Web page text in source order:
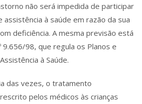
não será impedida de participar
à saúde em razão da sua
deficiência. A mesma previsão está
9.656/98, que regula os Planos e
à Saúde.
das vezes, o tratamento
pelos médicos às crianças